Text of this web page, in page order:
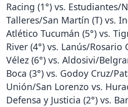
Racing (1°) vs. Estudiantes/
Talleres/San Martín (T) vs.
Atlético Tucumán (5°) vs.
River (4°) vs. Lanús/Rosario
Vélez (6°) vs. Aldosivi/
Boca (3°) vs. Godoy Cruz/
Unión/San Lorenzo vs.
Defensa y Justicia (2°) vs.